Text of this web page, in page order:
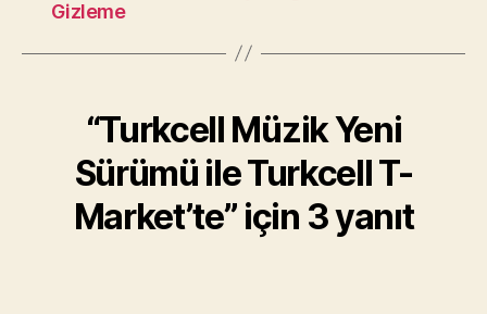
Gizleme
“Turkcell Müzik Yeni
Sürümü ile Turkcell T-
Market’te” için 3 yanıt